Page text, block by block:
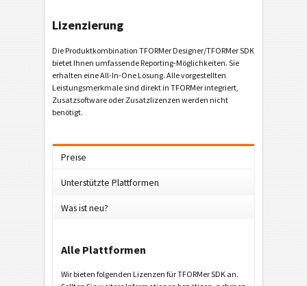
Lizenzierung
Die Produktkombination TFORMer Designer/TFORMer SDK
bietet Ihnen umfassende Reporting-Möglichkeiten. Sie
erhalten eine All-In-One Lösung. Alle vorgestellten
Leistungsmerkmale sind direkt in TFORMer integriert,
Zusatzsoftware oder Zusatzlizenzen werden nicht
benötigt.
Preise
Unterstützte Plattformen
Was ist neu?
Alle Plattformen
Wir bieten folgenden Lizenzen für TFORMer SDK an.